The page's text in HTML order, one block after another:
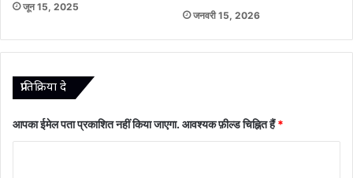
जून 15, 2025
जनवरी 15, 2026
प्रातिक्रिया दे
आपका ईमेल पता प्रकाशित नहीं किया जाएगा. आवश्यक फ़ील्ड चिह्नित हैं*